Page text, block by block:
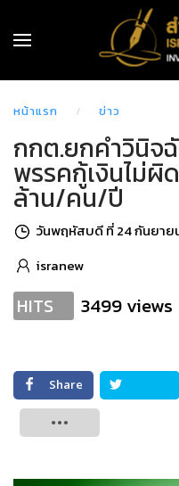
หน้าแรก ข่าว
กกต.ยกคำวินิจ
พรรคกู้เงินไม่ผิด
ล้าน/คน/ปี
วันพฤหัสบดี ที่ 24 กันยายน
isranew
HITS 3499 views
Share